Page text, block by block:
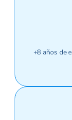
+8 años de